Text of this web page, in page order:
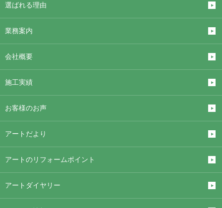
選ばれる理由
業務案内
会社概要
施工実績
お客様のお声
アートだより
アートのリフォームポイント
アートダイヤリー